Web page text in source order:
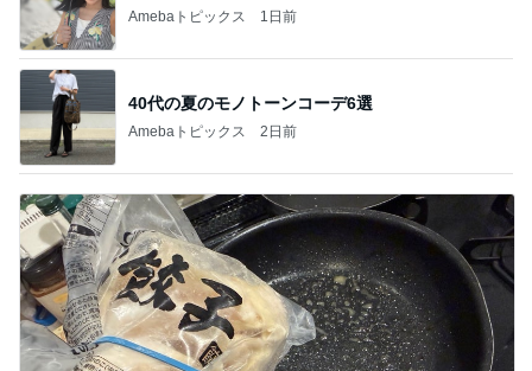
Amebaトピックス 1日前
40代の夏のモノトーンコーデ6選
Amebaトピックス 2日前